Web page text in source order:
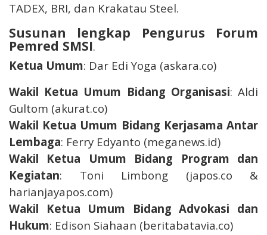
TADEX, BRI, dan Krakatau Steel.
Susunan lengkap Pengurus Forum
Pemred SMSI.
Ketua Umum: Dar Edi Yoga (askara.co)
Wakil Ketua Umum Bidang Organisasi: Aldi
Gultom (akurat.co)
Wakil Ketua Umum Bidang Kerjasama Antar
Lembaga: Ferry Edyanto (meganews.id)
Wakil Ketua Umum Bidang Program dan
Kegiatan: Toni Limbong (japos.co &
harianjayapos.com)
Wakil Ketua Umum Bidang Advokasi dan
Hukum: Edison Siahaan (beritabatavia.co)